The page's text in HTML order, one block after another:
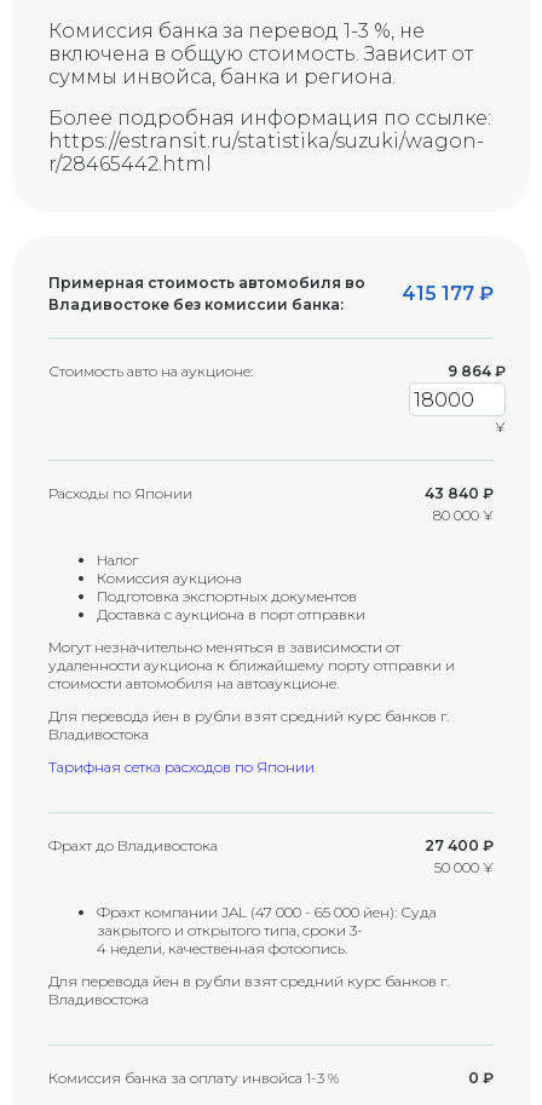
Скол на стекле (возможна
Комиссия банка за перевод 1-3 %, не
включена в общую стоимость. Зависит от
суммы инвойса, банка и региона.
Более подробная информация по ссылке:
https://estransit.ru/statistika/suzuki/wagon-
r/28465442.html
Примерная стоимость автомобиля во
Владивостоке без комиссии банка:
415 177 ₽
Стоимость авто на аукционе: 9 864 ₽
¥
Расходы по Японии
43 840 ₽
80 000 ¥
Налог
Комиссия аукциона
Подготовка экспортных документов
Доставка с аукциона в порт отправки
Могут незначительно меняться в зависимости от
удаленности аукциона к ближайшему порту отправки и
стоимости автомобиля на автоаукционе.
Для перевода йен в рубли взят средний курс банков г.
Владивостока
Тарифная сетка расходов по Японии
Фрахт до Владивостока
27 400 ₽
50 000 ¥
Фрахт компании JAL (47 000 - 65 000 йен): Суда
закрытого и открытого типа, сроки 3-
4 недели, качественная фотоопись.
Для перевода йен в рубли взят средний курс банков г.
Владивостока
Комиссия банка за оплату инвойса 1-3 % 0 ₽